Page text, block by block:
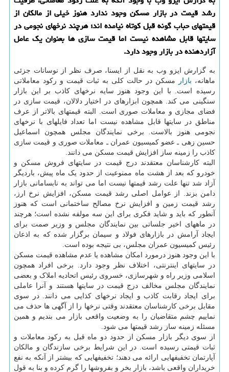
رشد قیمت در بازار مسکن وجود ندارد هنوز خیلی از مالکان از
قیمتهای حباب گونه قبل کوتاه نیامده اند؛ هرچند نرخهای نجومی در
سایتها قابل مشاهده نیست اما قیمت سازی ها بعنوان یک عامل
آزاردهنده در بازار وجود دارد.
به گزارش ایزو وب به نقل از ایسنا، صرف نظر از نوسانات جزئی
ماهانه، بازار
مسکن در حالت کلی به ثبات قیمت و رکود معاملاتی
رسیده است. با این وجود هنوز سایه نرخهای کاذب بر این بازار
سنگینی می کند. همچون ابزارهای در اختیار دلالان، قیمت سازی در
فضای مجازی و معاملات صوری است. البته قیمتهای بالاتر از عرف
مناطق در سایتها قابل مشاهده نیست اما تعداد فایلهای با نرخهای
نجومی هنوز بالاست. برخی نمایندگان مجلس همچون اسماعیل
حسین زهی ـ عضو کمیسیون عمران ـ معاملات صوری و قیمت سازی
کاذب را زمینه ساز افزایش قیمت مسکن می دانند.
البته کارشناسان معتقدند درج قیمت در سایتهای فروش مسکن و
خودرو که بعد از هشت ماه ممنوعیت از حدود یک ماه پیش، باردیگر
آزاد شد تنها علت رشد قیمتها نیست اما می تواند به نابسامانی بازار
دامن بزند. از عوامل اصلی رشد قیمت مسکن، افزایش نرخ ارز،
رشد قیمت زمین و افزایش نرخ مصالح ساختمانی است که هنوز
آنطور که باید و شاید فکری برای این سه مولفه نشده است؛ هرچند
در ماههای اخیر جلساتی بین نمایندگان مجلس و وزیر صمت برای
ایجاد آرامش در بازارهای فولاد و سیمان برگزار شده که به اذعان
رئیس کمیسیون عمران مجلس، بی نتیجه بوده است.
با این وجود هنوز درمورد امکان مشاهده یا عدم مشاهده قیمت مسکن
در سایتهای اینترنتی، اختلاف نظر وجود دارد. برخی افراد همچون
اسلامی وزیر راه و شهرسازی، خسروی رئیس اتحادیه املاک و بعضی
نمایندگان مجلس مخالف درج قیمت در سایتها هستند و آنرا عاملی
برای ایجاد رقابت کاذب و ایجاد نرخهای کذایی می دانند. در سوی
مقابل برخی کارشناسان معتقدند وقتی نرخها را از آگهی ها حذف می
نماییم چشم متقاضیان را به وضعیت واقعی بازار می بندیم و همین
مسئله زمینه ساز رشد قیمتها می شود.
از سوی دیگر بازار مسکن از حدود دو ماه قبل به رکود معاملات و
ثبات قیمتی رسیده است. در این شرایط برخی سازندگان و مالکان
آپارتمان تخفیفهایی ارائه می دهند؛ تخفیفهایی که بیشتر از آنکه به نفع
خریداران واقعی باشد، بازار بخر و بفروشها را گرم کرده و بنا به قول